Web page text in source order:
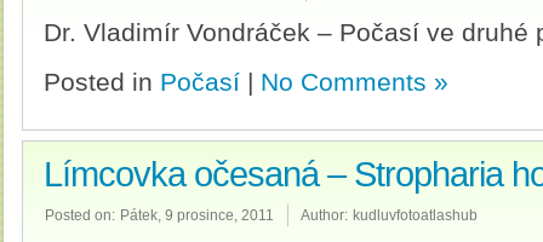
Dr. Vladimír Vondráček – Počasí ve druhé
Posted in Počasí | No Comments »
Límcovka očesaná – Stropharia
Posted on: Pátek, 9 prosince, 2011 Author: kudluvfotoatlashub